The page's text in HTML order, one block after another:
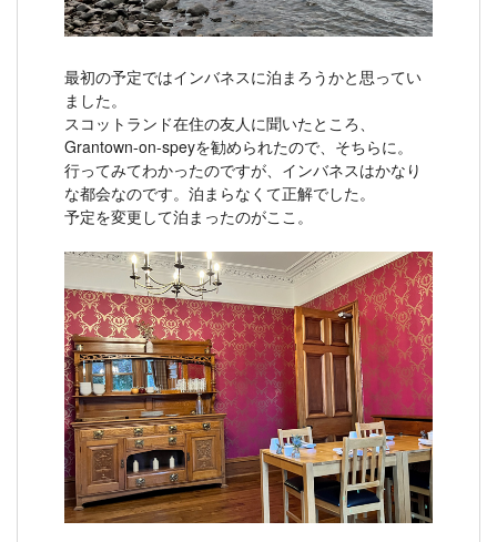
最初の予定ではインバネスに泊まろうかと思ってい
ました。
スコットランド在住の友人に聞いたところ、
Grantown-on-speyを勧められたので、そちらに。
行ってみてわかったのですが、インバネスはかなり
な都会なのです。泊まらなくて正解でした。
予定を変更して泊まったのがここ。